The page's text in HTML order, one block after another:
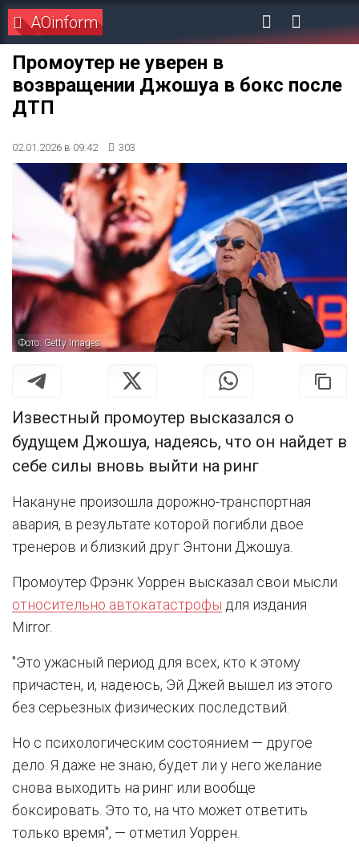
AOinform
Промоутер не уверен в
возвращении Джошуа в бокс после
ДТП
02.01.2026 в 09:42 303
Фото: Getty Images
Известный промоутер высказался о
будущем Джошуа, надеясь, что он найдет в
себе силы вновь выйти на ринг
Накануне произошла дорожно-транспортная
авария, в результате которой погибли двое
тренеров и близкий друг Энтони Джошуа.
Промоутер Фрэнк Уоррен высказал свои мысли
относительно автокатастрофы для издания
Mirror.
"Это ужасный период для всех, кто к этому
причастен, и, надеюсь, Эй Джей вышел из этого
без серьезных физических последствий.
Но с психологическим состоянием — другое
дело. Я даже не знаю, будет ли у него желание
снова выходить на ринг или вообще
боксировать. Это то, на что может ответить
только время", — отметил Уоррен.